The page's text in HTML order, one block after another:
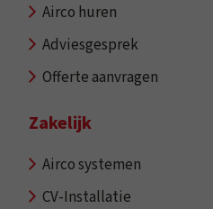
Airco huren
Adviesgesprek
Offerte aanvragen
Zakelijk
Airco systemen
CV-Installatie